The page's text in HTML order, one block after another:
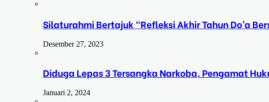
Silaturahmi Bertajuk “Refleksi Akhir Tahun Do’a
Desember 27, 2023
Diduga Lepas 3 Tersangka Narkoba, Pengamat
Januari 2, 2024